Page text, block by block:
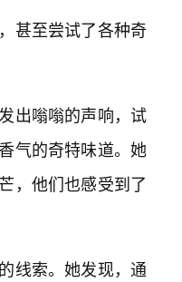
甚至尝试了各种奇
出嗡嗡的声响，试
气的奇特味道。她
，他们也感受到了
线索。她发现，通